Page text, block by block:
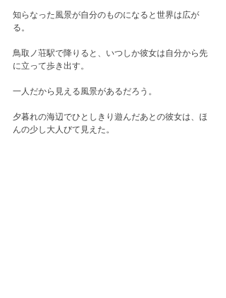
知らなった風景が自分のものになると世界は広が
る。
鳥取ノ荘駅で降りると、いつしか彼女は自分から先
に立って歩き出す。
一人だから見える風景があるだろう。
夕暮れの海辺でひとしきり遊んだあとの彼女は、ほ
んの少し大人びて見えた。